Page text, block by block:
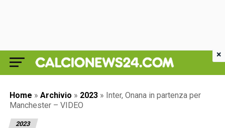
Home » Archivio » 2023 » Inter, Onana in partenza per
Manchester – VIDEO
2023
×